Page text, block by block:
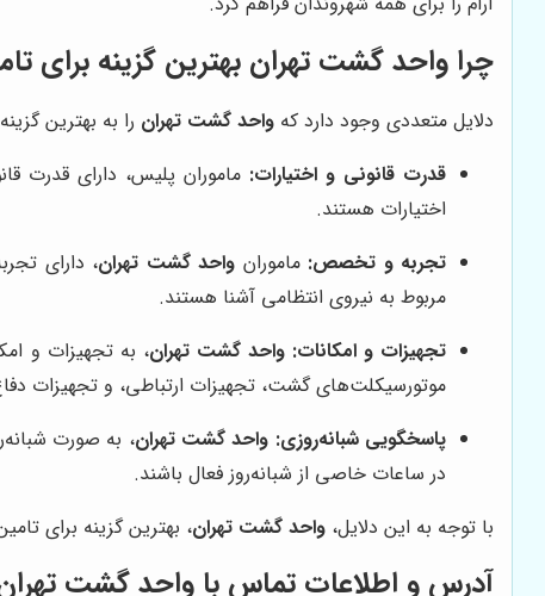
چرا واحد گشت تهران بهترین گزینه برای
دلایل متعددی وجود دارد که واحد گشت تهران را به بهترین
قدرت قانونی و اختیارات: ماموران پلیس، دارای قدرت
اختیارات هستند.
تجربه و تخصص: ماموران واحد گشت تهران، دارای
مربوط به نیروی انتظامی آشنا هستند.
تجهیزات و امکانات: واحد گشت تهران، به تجهیزات و
موتورسیکلت‌های گشت، تجهیزات ارتباطی، و تجهیزات
پاسخگویی شبانه‌روزی: واحد گشت تهران، به صورت
در ساعات خاصی از شبانه‌روز فعال باشند.
با توجه به این دلایل، واحد گشت تهران، بهترین گزینه برای
آدرس و اطلاعات تماس با واحد گشت